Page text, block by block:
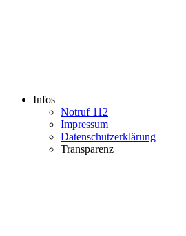
Infos
Notruf 112
Impressum
Datenschutzerklärung
Transparenz